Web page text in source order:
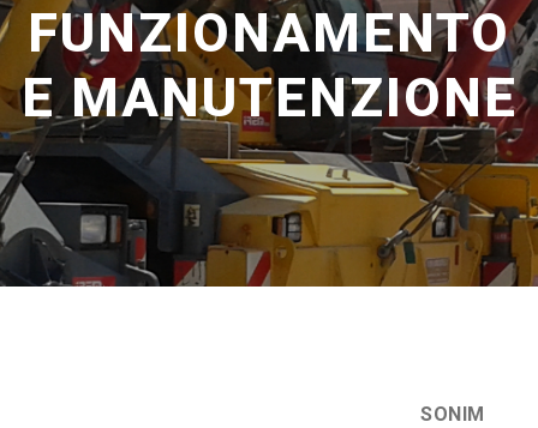
FUNZIONAMENTO
E MANUTENZIONE
SONIM